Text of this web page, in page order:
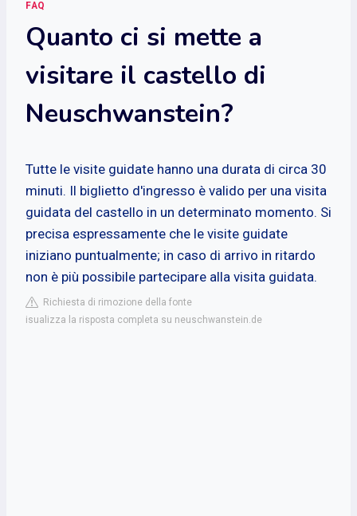
FAQ
Quanto ci si mette a
visitare il castello di
Neuschwanstein?
Tutte le visite guidate hanno una durata di circa 30
minuti. Il biglietto d'ingresso è valido per una visita
guidata del castello in un determinato momento. Si
precisa espressamente che le visite guidate
iniziano puntualmente; in caso di arrivo in ritardo
non è più possibile partecipare alla visita guidata.
Richiesta di rimozione della fonte
isualizza la risposta completa su neuschwanstein.de